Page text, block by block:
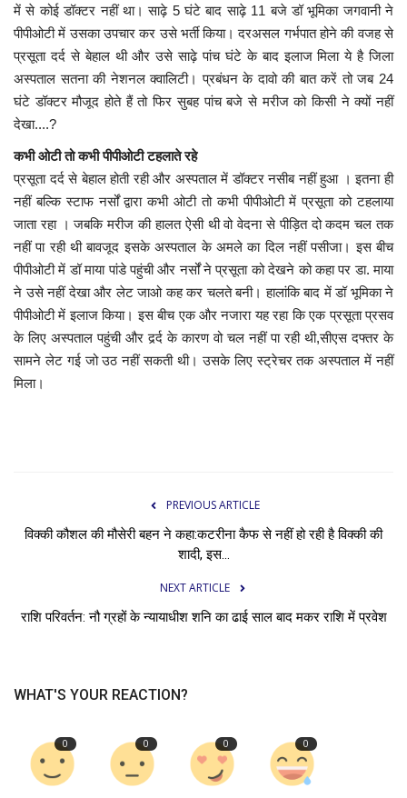
में से कोई डॉक्टर नहीं था। साढ़े 5 घंटे बाद साढ़े 11 बजे डॉ भूमिका जगवानी ने
पीपीओटी में उसका उपचार कर उसे भर्ती किया। दरअसल गर्भपात होने की वजह से
प्रसूता दर्द से बेहाल थी और उसे साढ़े पांच घंटे के बाद इलाज मिला ये है जिला
अस्पताल सतना की नेशनल क्वालिटी। प्रबंधन के दावो की बात करें तो जब 24
घंटे डॉक्टर मौजूद होते हैं तो फिर सुबह पांच बजे से मरीज को किसी ने क्यों नहीं
देखा....?
कभी ओटी तो कभी पीपीओटी टहलाते रहे
प्रसूता दर्द से बेहाल होती रही और अस्पताल में डॉक्टर नसीब नहीं हुआ । इतना ही
नहीं बल्कि स्टाफ नर्सों द्वारा कभी ओटी तो कभी पीपीओटी में प्रसूता को टहलाया
जाता रहा । जबकि मरीज की हालत ऐसी थी वो वेदना से पीड़ित दो कदम चल तक
नहीं पा रही थी बावजूद इसके अस्पताल के अमले का दिल नहीं पसीजा। इस बीच
पीपीओटी में डॉ माया पांडे पहुंची और नर्सों ने प्रसूता को देखने को कहा पर डा. माया
ने उसे नहीं देखा और लेट जाओ कह कर चलते बनी। हालांकि बाद में डॉ भूमिका ने
पीपीओटी में इलाज किया। इस बीच एक और नजारा यह रहा कि एक प्रसूता प्रसव
के लिए अस्पताल पहुंची और दर्र्द के कारण वो चल नहीं पा रही थी,सीएस दफ्तर के
सामने लेट गई जो उठ नहीं सकती थी। उसके लिए स्ट्रेचर तक अस्पताल में नहीं
मिला।
PREVIOUS ARTICLE
विक्की कौशल की मौसेरी बहन ने कहा:कटरीना कैफ से नहीं हो रही है विक्की की
शादी, इस...
NEXT ARTICLE
राशि परिवर्तन: नौ ग्रहों के न्यायाधीश शनि का ढाई साल बाद मकर राशि में प्रवेश
WHAT'S YOUR REACTION?
0 0 0 0